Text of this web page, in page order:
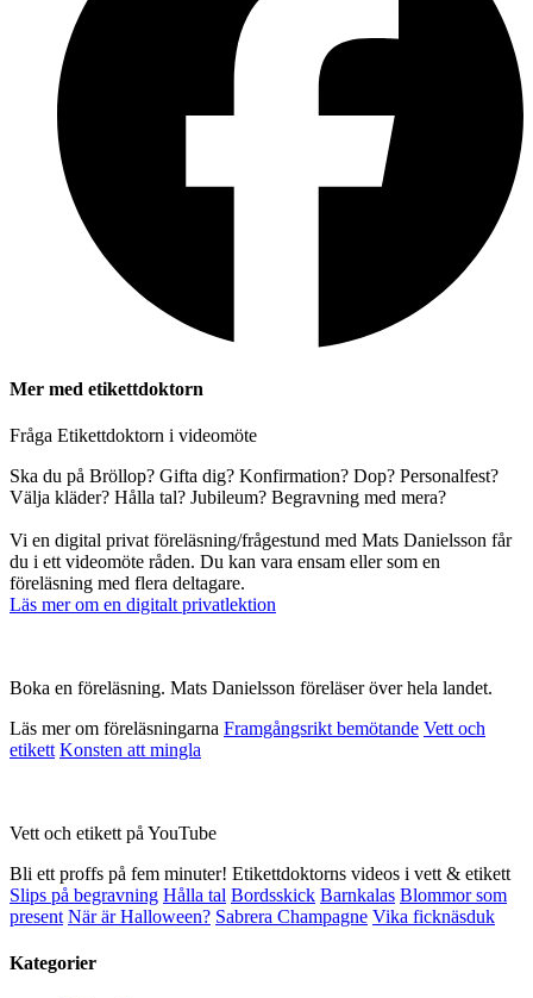
Mer med etikettdoktorn
Fråga Etikettdoktorn i videomöte
Ska du på Bröllop? Gifta dig? Konfirmation? Dop? Personalfest?
Välja kläder? Hålla tal? Jubileum? Begravning med mera?
Vi en digital privat föreläsning/frågestund med Mats Danielsson får
du i ett videomöte råden. Du kan vara ensam eller som en
föreläsning med flera deltagare.
Läs mer om en digitalt privatlektion
Boka en föreläsning. Mats Danielsson föreläser över hela landet.
Läs mer om föreläsningarna Framgångsrikt bemötande Vett och
etikett Konsten att mingla
Vett och etikett på YouTube
Bli ett proffs på fem minuter! Etikettdoktorns videos i vett & etikett
Slips på begravning Hålla tal Bordsskick Barnkalas Blommor som
present När är Halloween? Sabrera Champagne Vika ficknäsduk
Kategorier